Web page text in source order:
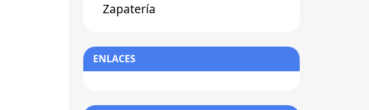
Zapatería
ENLACES